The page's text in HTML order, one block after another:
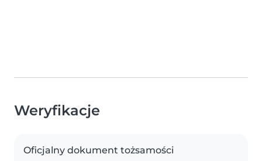
Weryfikacje
Oficjalny dokument tożsamości